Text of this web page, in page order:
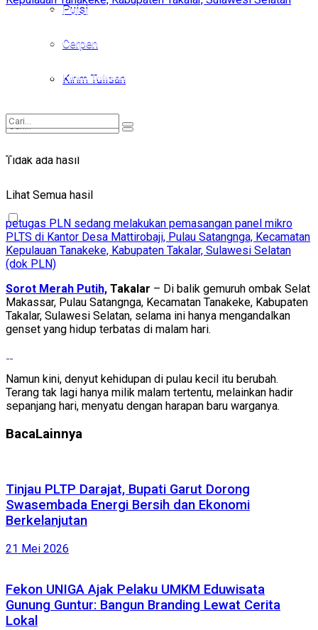
Puisi
Cerpen
Kirim Tulisan
Tidak ada hasil
Lihat Semua hasil
Puisi
Cerpen
Kirim Tulisan
Tidak ada hasil
petugas PLN sedang melakukan pemasangan panel mikro
PLTS di Kantor Desa Mattirobaji, Pulau Satangnga, Kecamatan
Kepulauan Tanakeke, Kabupaten Takalar, Sulawesi Selatan
(dok PLN)
Sorot Merah Putih, Takalar – Di balik gemuruh ombak Selat
Makassar, Pulau Satangnga, Kecamatan Tanakeke, Kabupaten
Takalar, Sulawesi Selatan, selama ini hanya mengandalkan
genset yang hidup terbatas di malam hari.
Namun kini, denyut kehidupan di pulau kecil itu berubah.
Terang tak lagi hanya milik malam tertentu, melainkan hadir
sepanjang hari, menyatu dengan harapan baru warganya.
BacaLainnya
Tinjau PLTP Darajat, Bupati Garut Dorong
Swasembada Energi Bersih dan Ekonomi
Berkelanjutan
21 Mei 2026
Fekon UNIGA Ajak Pelaku UMKM Eduwisata
Gunung Guntur: Bangun Branding Lewat Cerita
Lokal